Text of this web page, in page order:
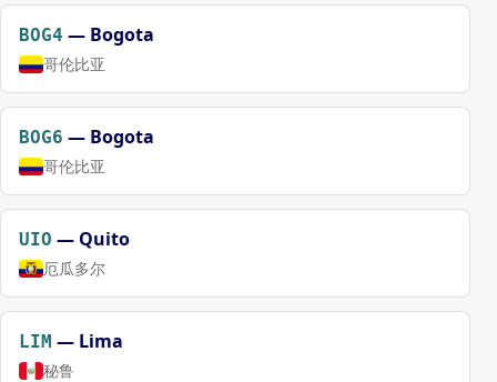
BOG4 — Bogota
哥伦比亚
BOG6 — Bogota
哥伦比亚
UIO — Quito
厄瓜多尔
LIM — Lima
秘鲁